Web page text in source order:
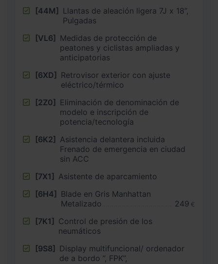
[44M] Llantas de aleación ligera 7J x 18”,
Pulgadas
[VL6] Medidas de protección de
peatones y ciclistas ampliadas y
anticipatorias
[6XD] Retrovisor exterior con ajuste
eléctrico/térmico
[2Z0] Eliminación de denominación de
modelo e inscripción de
potencia/tecnología
[6K2] Asistencia delantera incluida
Frenado de emergencia en ciudad
sin ACC
[7X1] Asistente de aparcamiento
[6H4] Blade en Gris Manhattan
Metalizado
249 €
[7K1] Control de presión de los
neumáticos
[9S8] Display multifuncional/ ordenador
de a bordo ”, FPK”,